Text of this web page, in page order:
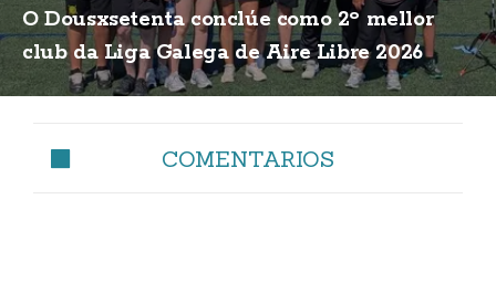
O Dousxsetenta conclúe como 2º mellor
club da Liga Galega de Aire Libre 2026
COMENTARIOS